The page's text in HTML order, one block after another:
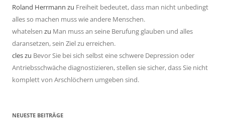
Roland Herrmann zu Freiheit bedeutet, dass man nicht unbedingt
alles so machen muss wie andere Menschen.
whatelsen zu Man muss an seine Berufung glauben und alles
daransetzen, sein Ziel zu erreichen.
cleszu Bevor Sie bei sich selbst eine schwere Depression oder
Antriebsschwäche diagnostizieren, stellen sie sicher, dass Sie nicht
komplett von Arschlöchern umgeben sind.
NEUESTE BEITRÄGE